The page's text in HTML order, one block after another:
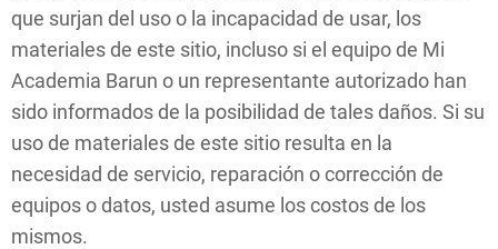
que surjan del uso o la incapacidad de usar, los
materiales de este sitio, incluso si el equipo de Mi
Academia Barun o un representante autorizado han
sido informados de la posibilidad de tales daños. Si su
uso de materiales de este sitio resulta en la
necesidad de servicio, reparación o corrección de
equipos o datos, usted asume los costos de los
mismos.